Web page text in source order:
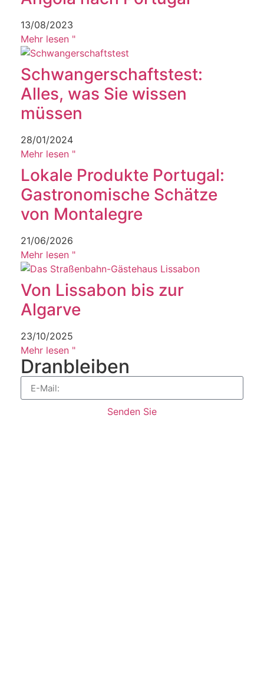
13/08/2023
Mehr lesen "
Schwangerschaftstest:
Alles, was Sie wissen
müssen
28/01/2024
Mehr lesen "
Lokale Produkte Portugal:
Gastronomische Schätze
von Montalegre
21/06/2026
Mehr lesen "
Von Lissabon bis zur
Algarve
23/10/2025
Mehr lesen "
Dranbleiben
Senden Sie